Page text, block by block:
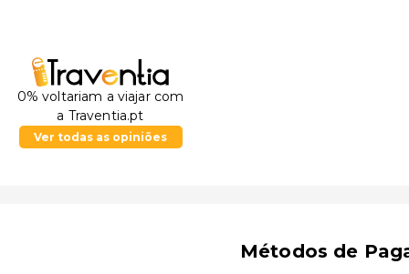
O aeroporto principal mais próximo é o de Saratov
0% voltariam a viajar com
a Traventia.pt
Ver todas as opiniões
Métodos de